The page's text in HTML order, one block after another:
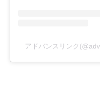
アドバンスリンク